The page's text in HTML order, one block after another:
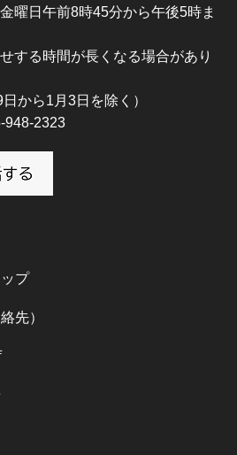
曜日午前8時45分から午後5時ま
する時間が長くなる場合があり
から1月3日を除く）
948-2323
プ
先）